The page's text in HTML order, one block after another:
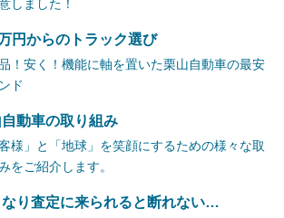
しました！
円からのトラック選び
！安く！機能に軸を置いた栗山自動車の最安
ド
動車の取り組み
客様」と「地球」を笑顔にするための様々な取
をご紹介します。
なり査定に来られると断れない…